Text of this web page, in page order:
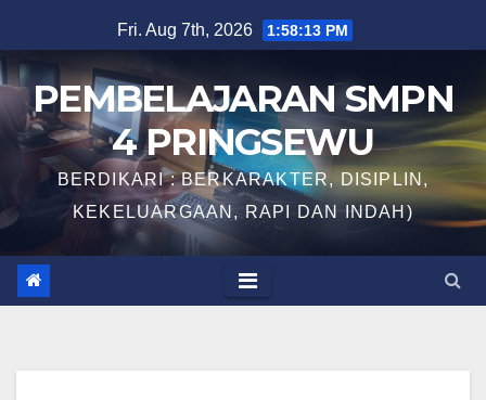
to
content
Fri. Aug 7th, 2026 1:58:13 PM
PEMBELAJARAN SMPN
4 PRINGSEWU
BERDIKARI : BERKARAKTER, DISIPLIN,
KEKELUARGAAN, RAPI DAN INDAH)